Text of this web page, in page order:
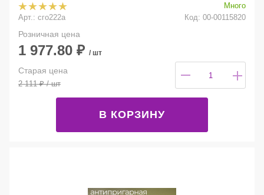
Много
Арт.: сго222а
Код: 00-00115820
Розничная цена
1 977.80 ₽ / шт
Старая цена
2 111₽/ шт
В КОРЗИНУ